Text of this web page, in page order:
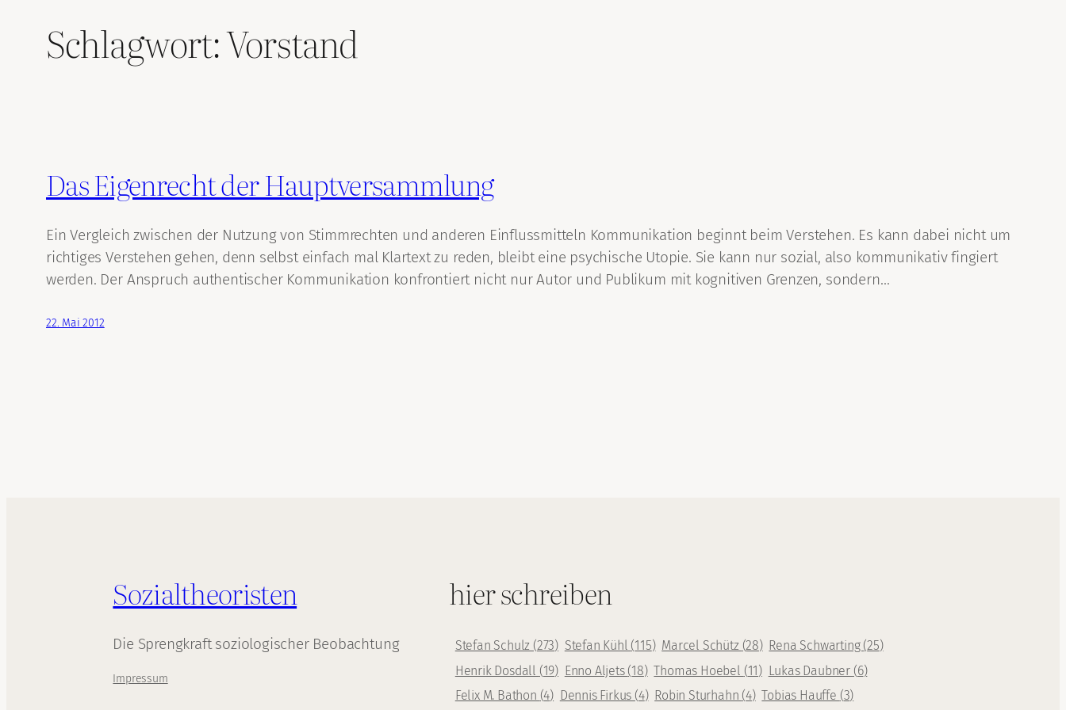
Schlagwort:Vorstand
Das Eigenrecht der Hauptversammlung
Ein Vergleich zwischen der Nutzung von Stimmrechten und anderen Einflussmitteln Kommunikation beginnt beim Verstehen. Es kann dabei nicht um
richtiges Verstehen gehen, denn selbst einfach mal Klartext zu reden, bleibt eine psychische Utopie. Sie kann nur sozial, also kommunikativ fingiert
werden. Der Anspruch authentischer Kommunikation konfrontiert nicht nur Autor und Publikum mit kognitiven Grenzen, sondern…
22. Mai 2012
Sozialtheoristen
Die Sprengkraft soziologischer Beobachtung
Impressum
hier schreiben
Stefan Schulz (273) Stefan Kühl (115) Marcel Schütz (28) Rena Schwarting (25)
Henrik Dosdall (19) Enno Aljets (18) Thomas Hoebel (11) Lukas Daubner (6)
Felix M. Bathon (4) Dennis Firkus (4) Robin Sturhahn (4) Tobias Hauffe (3)